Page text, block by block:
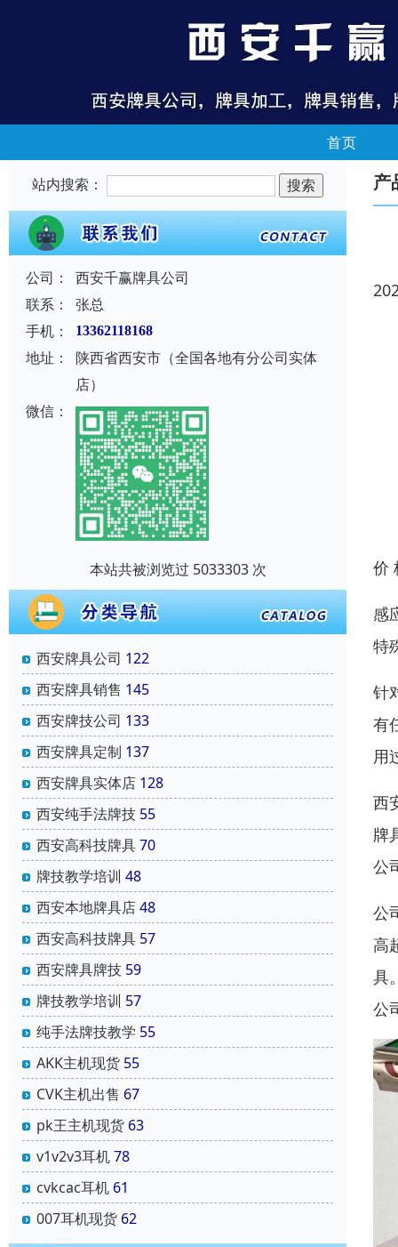
首页
站内搜索：
公司：
西安千赢牌具公司
联系：
张总
手机：
13362118168
地址：
陕西省西安市（全国各地有分公司实体
店）
微信：
本站共被浏览过 5033303 次
西安牌具公司 122
西安牌具销售 145
西安牌技公司 133
西安牌具定制 137
西安牌具实体店 128
西安纯手法牌技 55
西安高科技牌具70
牌技教学培训 48
西安本地牌具店48
西安高科技牌具 57
西安牌具牌技 59
牌技教学培训 57
纯手法牌技教学 55
AKK主机现货 55
CVK主机出售 67
pk王主机现货 63
v1v2v3耳机78
cvkcac耳机 61
007耳机现货 62
产
价
感
特
针
有
用
西
牌
公
公
高
具
公